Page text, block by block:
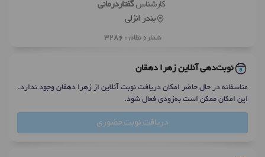
کارشناسگفتاردرمانی
بندر انزلی
شماره نظام : 3286
نوبت‌دهی آنلاین زهرا دهقان
متاسفانه در حال حاضر امکان دریافت نوبت آنلاین از زهرا دهقان وجود ندارد.
این امکان ممکن است به‌زودی فعال شود.
دریافت نوبت حضوری